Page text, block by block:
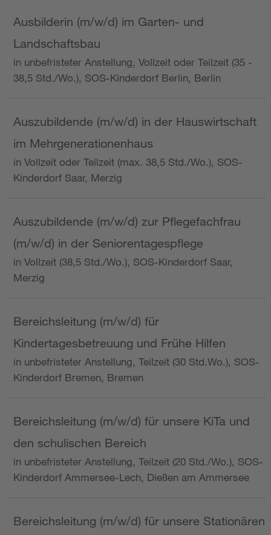
Ausbilderin (m/w/d) im Garten- und
Landschaftsbau
in unbefristeter Anstellung, Vollzeit oder Teilzeit (35 -
38,5 Std./Wo.), SOS-Kinderdorf Berlin, Berlin
Auszubildende (m/w/d) in der Hauswirtschaft
im Mehrgenerationenhaus
in Vollzeit oder Teilzeit (max. 38,5 Std./Wo.), SOS-
Kinderdorf Saar, Merzig
Auszubildende (m/w/d) zur Pflegefachfrau
(m/w/d) in der Seniorentagespflege
in Vollzeit (38,5 Std./Wo.), SOS-Kinderdorf Saar,
Merzig
Bereichsleitung (m/w/d) für
Kindertagesbetreuung und Frühe Hilfen
in unbefristeter Anstellung, Teilzeit (30 Std.Wo.), SOS-
Kinderdorf Bremen, Bremen
Bereichsleitung (m/w/d) für unsere KiTa und
den schulischen Bereich
in unbefristeter Anstellung, Teilzeit (20 Std./Wo.), SOS-
Kinderdorf Ammersee-Lech, Dießen am Ammersee
Bereichsleitung (m/w/d) für unsere Stationären